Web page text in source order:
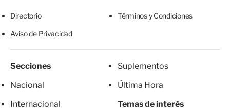
Directorio Términos y Condiciones
Aviso de Privacidad
Secciones
Nacional
Internacional
Suplementos
Última Hora
Temas de interés